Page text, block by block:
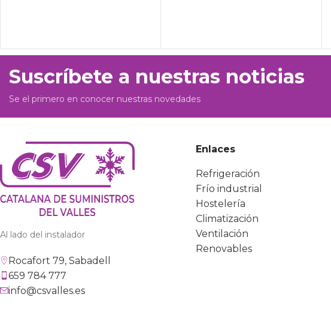
Suscríbete a nuestras noticias
Se el primero en conocer nuestras novedades
Al lado del instalador
Rocafort 79, Sabadell
659 784 777
info@csvalles.es
Enlaces
Refrigeración
Frío industrial
Hostelería
Climatización
Ventilación
Renovables